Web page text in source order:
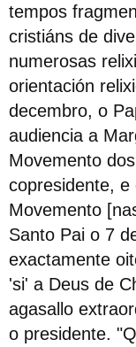
tempos
cristiáns de
numerosas
orientación
decembro, o
audiencia a
Movemento
copresidente,
Movemento
Santo Pai o 7
exactamente
'si' a Deus de
agasallo
o presidente.